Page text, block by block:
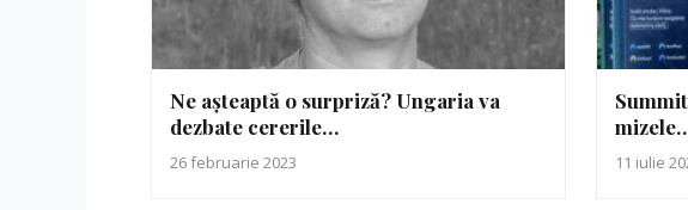
Ne așteaptă o surpriză? Ungaria va
dezbate cererile…
26 februarie 2023 11 iulie